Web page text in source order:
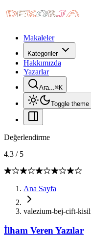
Makaleler
Kategoriler
Hakkımızda
Yazarlar
Ara...⌘K
Toggle theme
Değerlendirme
4.3 / 5
Ana Sayfa
valezium-bej-cift-
İlham Veren Yazılar